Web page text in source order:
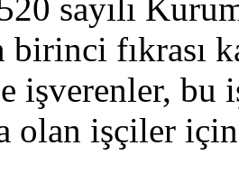
sayılı
birinci fıkrası
işverenler, bu
olan işçiler